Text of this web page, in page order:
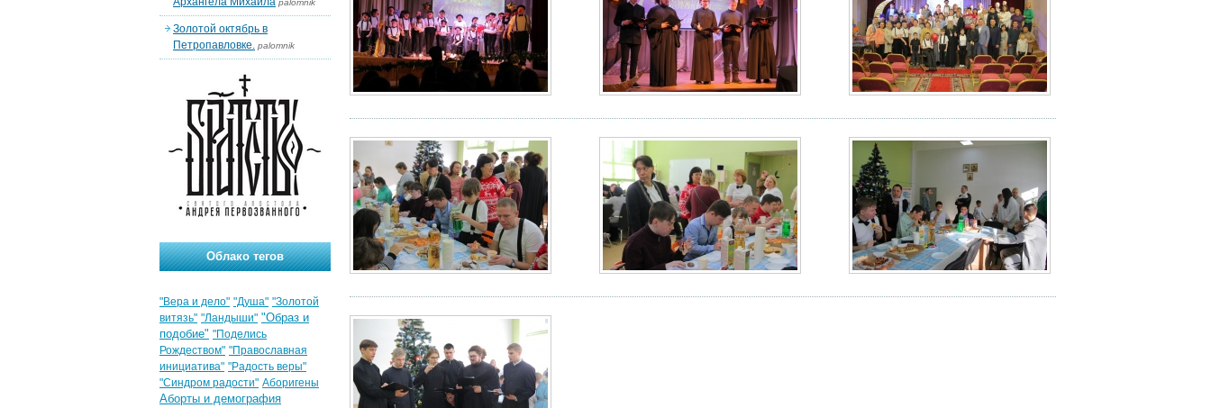
palomnik
Золотой октябрь в
Петропавловке. palomnik
Облако тегов
"Вера и дело" "Душа" "Золотой
витязь" "Ландыши" "Образ и
подобие" "Поделись
Рождеством" "Православная
инициатива" "Радость веры"
"Синдром радости" Аборигены
Аборты и демография